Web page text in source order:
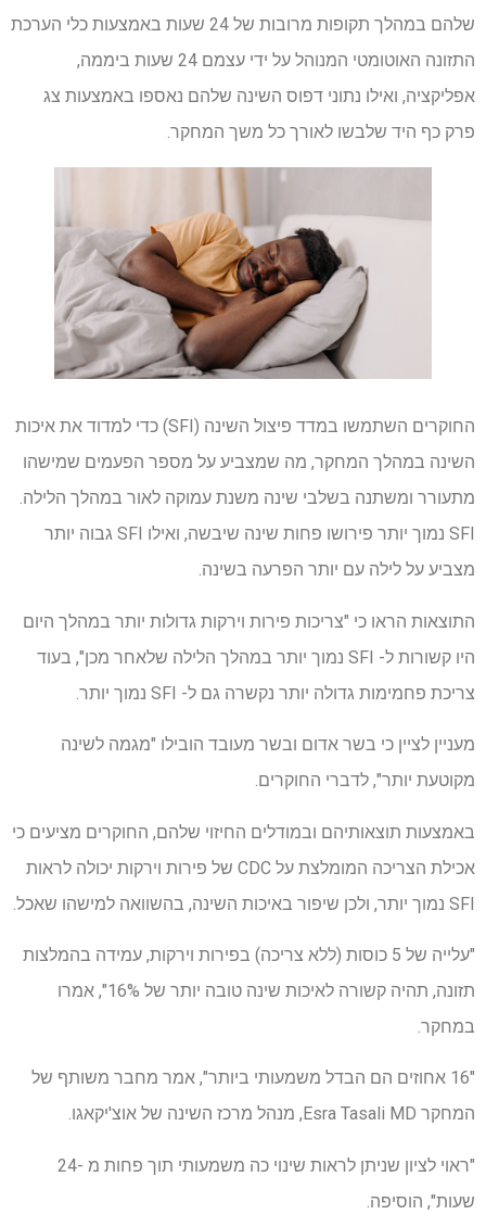
שלהם במהלך תקופות מרובות של 24 שעות באמצעות כלי הערכת
התזונה האוטומטי המנוהל על ידי עצמם 24 שעות ביממה,
אפליקציה, ואילו נתוני דפוס השינה שלהם נאספו באמצעות צג
פרק כף היד שלבשו לאורך כל משך המחקר.
החוקרים השתמשו במדד פיצול השינה (SFI) כדי למדוד את איכות
השינה במהלך המחקר, מה שמצביע על מספר הפעמים שמישהו
מתעורר ומשתנה בשלבי שינה משנת עמוקה לאור במהלך הלילה.
SFI נמוך יותר פירושו פחות שינה שיבשה, ואילו SFI גבוה יותר
מצביע על לילה עם יותר הפרעה בשינה.
התוצאות הראו כי "צריכות פירות וירקות גדולות יותר במהלך היום
היו קשורות ל- SFI נמוך יותר במהלך הלילה שלאחר מכן", בעוד
צריכת פחמימות גדולה יותר נקשרה גם ל- SFI נמוך יותר.
מעניין לציין כי בשר אדום ובשר מעובד הובילו "מגמה לשינה
מקוטעת יותר", לדברי החוקרים.
באמצעות תוצאותיהם ובמודלים החיזוי שלהם, החוקרים מציעים כי
אכילת הצריכה המומלצת על CDC של פירות וירקות יכולה לראות
SFI נמוך יותר, ולכן שיפור באיכות השינה, בהשוואה למישהו שאכל.
"עלייה של 5 כוסות (ללא צריכה) בפירות וירקות, עמידה בהמלצות
תזונה, תהיה קשורה לאיכות שינה טובה יותר של 16%", אמרו
במחקר.
"16 אחוזים הם הבדל משמעותי ביותר", אמר מחבר משותף של
המחקר Esra Tasali MD, מנהל מרכז השינה של אוצ'יקאגו.
"ראוי לציון שניתן לראות שינוי כה משמעותי תוך פחות מ -24
שעות", הוסיפה.